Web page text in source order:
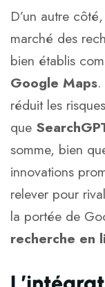
D’un autre côté,
marché des
bien établis
Google Maps
réduit les
que
somme, bien
innovations
relever pour
la portée de
recherche en